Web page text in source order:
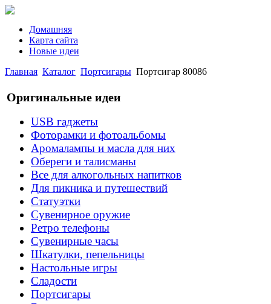
Домашняя
Карта сайта
Новые идеи
Главная Каталог Портсигары Портсигар 80086
Оригинальные идеи
USB гаджеты
Фоторамки и фотоальбомы
Аромалампы и масла для них
Обереги и талисманы
Все для алкогольных напитков
Для пикника и путешествий
Статуэтки
Сувенирное оружие
Ретро телефоны
Сувенирные часы
Шкатулки, пепельницы
Настольные игры
Сладости
Портсигары